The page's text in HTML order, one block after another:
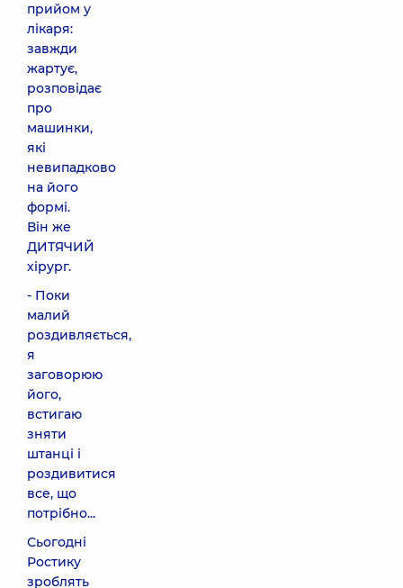
прийом у
лікаря:
завжди
жартує,
розповідає
про
машинки,
які
невипадково
на його
формі.
Він же
ДИТЯЧИЙ
хірург.
- Поки
малий
роздивляється,
я
заговорюю
його,
встигаю
зняти
штанці і
роздивитися
все, що
потрібно...
Сьогодні
Ростику
зроблять